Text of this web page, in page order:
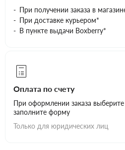
При получении заказа в
При доставке курьером*
В пункте выдачи Boxberry*
Оплата по счету
При оформлении заказа
заполните форму
Только для юридических лиц